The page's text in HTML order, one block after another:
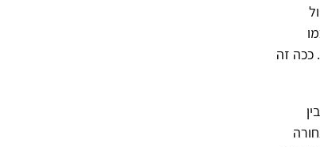
50 דקות. כמו
ככה זה